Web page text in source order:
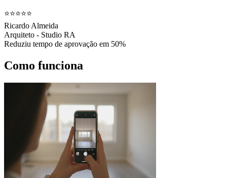
⭐⭐⭐⭐⭐
Ricardo Almeida
Arquiteto - Studio RA
Reduziu tempo de aprovação em 50%
Como funciona